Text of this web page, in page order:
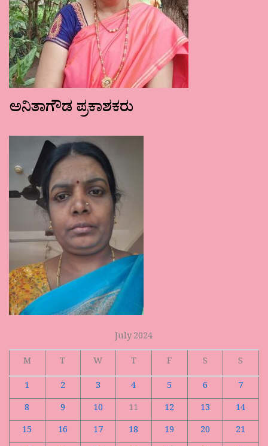
ಅನಿತಾಗೌಡ ಪ್ರಕಾಶಕರು
July 2024
M
T W T F S
S
1
2 3 4 5 6
7
8
9 10 11 12 13
14
15
16 17 18 19 20
21